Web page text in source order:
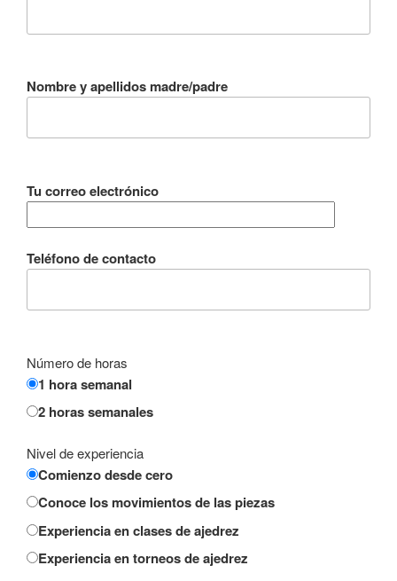
Nombre y apellidos madre/padre
Tu correo electrónico
Teléfono de contacto
Número de horas
1 hora semanal
2 horas semanales
Nivel de experiencia
Comienzo desde cero
Conoce los movimientos de las piezas
Experiencia en clases de ajedrez
Experiencia en torneos de ajedrez